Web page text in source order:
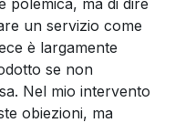
un servizio come
è largamente
se non
Nel mio intervento
obiezioni, ma